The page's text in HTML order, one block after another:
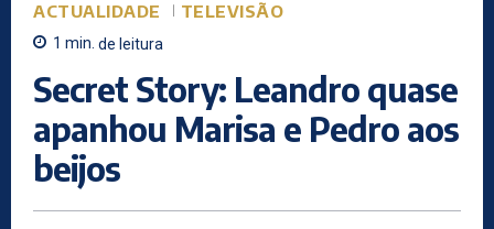
ACTUALIDADE TELEVISÃO
1 min. de leitura
Secret Story: Leandro quase
apanhou Marisa e Pedro aos
beijos